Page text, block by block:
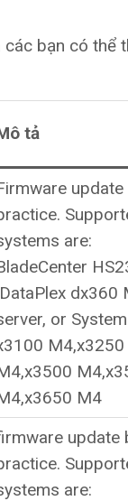
bạn có thể
tả
are:
dx360
or System
M4,x3250
M4
update
are: